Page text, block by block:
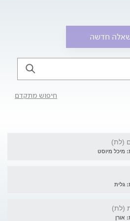
חדשה
חיפוש מתקדם
(לת)
(לת)